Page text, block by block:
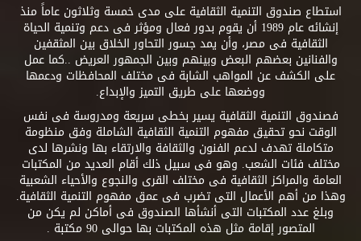
استطاع صندوق التنمية الثقافية على مدى خمسة وثلاثون عاماً منذ
إنشائه عام 1989 أن يقوم بدور فعال ومؤثر فى دعم وتنمية الحياة
الثقافية فى مصر، وأن يمد جسور التحاور الخلاق بين المثقفين
والفنانين بعضهم البعض وبينهم وبين الجمهور العريض ..كما عمل
على الكشف عن المواهب الشابة فى مختلف المحافظات ودعمها
ووضعها على طريق التميز والإبداع.
فصندوق التنمية الثقافية يسير بخطى سريعة ومدروسة فى نفس
الوقت نحو تحقيق مفهوم التنمية الثقافية الشاملة وفق منظومة
متكاملة تهدف لدعم الفنون والثقافة والارتقاء بها ونشرها لدى
مختلف فئات الشعب. وهو فى سبيل ذلك أقام العديد من المكتبات
العامة والمراكز الثقافية فى مختلف القرى والنجوع والأحياء الشعبية
وهذا من أهم الأعمال التى تضرب فى عمق مفهوم التنمية الثقافية.
وبلغ عدد المكتبات التى أنشأها الصندوق فى أماكن لم يكن من
المتصور إقامة مثل هذه المكتبات بها حوالى 90 مكتبة .